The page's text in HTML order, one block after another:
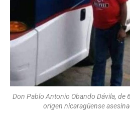
Don Pablo Antonio Obando Dávila, de
origen nicaragüense